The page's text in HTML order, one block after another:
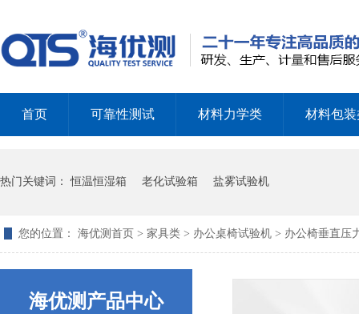
首页 可靠性测试 材料力学类 材料包装
热门关键词：恒温恒湿箱 老化试验箱 盐雾试验机
您的位置： 海优测首页 > 家具类 > 办公桌椅试验机 > 办公椅垂直压
海优测产品中心
振动试验台的基本常识